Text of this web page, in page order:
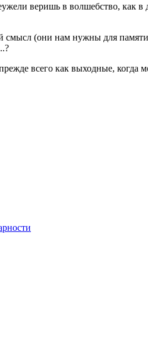
веришь в волшебство, как
(они нам нужны для
всего как выходные, когда